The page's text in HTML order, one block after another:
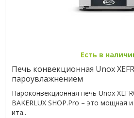
Есть в
Печь конвекционная Unox
пароувлажнением
Пароконвекционная печь Unox
BAKERLUX SHOP.Pro – это мощная
ита..